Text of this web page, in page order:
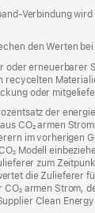
Verbindung
den Werten
oder erneuerbarer
recycelten
oder
der
CO₂ armen
im vorherigen
Modell
zum
die Zulieferer
CO₂ armen Strom,
Clean